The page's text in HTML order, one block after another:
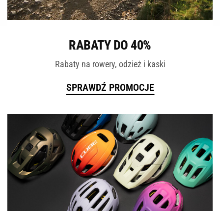
RABATY DO 40%
Rabaty na rowery, odzież i kaski
SPRAWDŹ PROMOCJE